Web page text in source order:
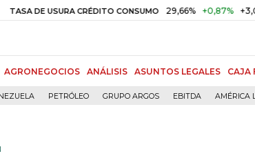
USURA CRÉDITO CONSUMO 29,66% +0,87% +3,02%
AGRONEGOCIOS ANÁLISIS ASUNTOS LEGALES CAJA
PETRÓLEO GRUPO ARGOS EBITDA AMÉRICA